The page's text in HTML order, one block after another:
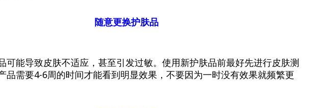
随意更换护肤品
可能导致皮肤不适应，甚至引发过敏。使用新护肤品前最好先进行皮肤测
品需要4-6周的时间才能看到明显效果，不要因为一时没有效果就频繁更